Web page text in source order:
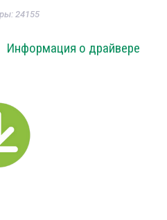
24155
Информация о драйвере